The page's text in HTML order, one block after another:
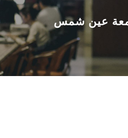
القطاعـات
الشئون الأكاديمية
البحث العلمي
عين شمس